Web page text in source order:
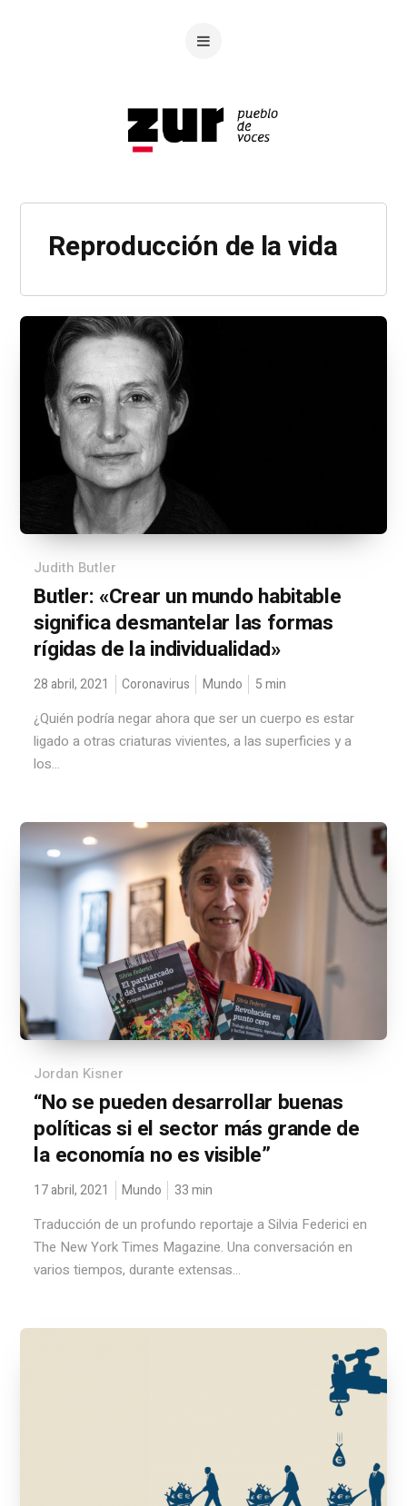
Reproducción de la vida
Judith Butler
Butler: «Crear un mundo habitable
significa desmantelar las formas
rígidas de la individualidad»
28 abril, 2021 Coronavirus Mundo 5 min
¿Quién podría negar ahora que ser un cuerpo es estar
ligado a otras criaturas vivientes, a las superficies y a
los...
Jordan Kisner
“No se pueden desarrollar buenas
políticas si el sector más grande de
la economía no es visible”
17 abril, 2021 Mundo 33 min
Traducción de un profundo reportaje a Silvia Federici en
The New York Times Magazine. Una conversación en
varios tiempos, durante extensas...